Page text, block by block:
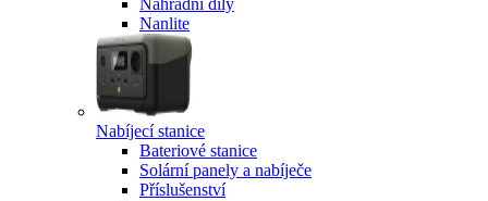
Náhradní díly
Nanlite
Nabíjecí stanice
Bateriové stanice
Solární panely a nabíječe
Příslušenství